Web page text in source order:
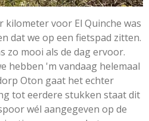
voor El Quinche was
dat we op een fietspad zitten.
zo mooi als de dag ervoor.
hebben 'm vandaag helemaal
Oton gaat het echter
tot eerdere stukken staat dit
wél aangegeven op de